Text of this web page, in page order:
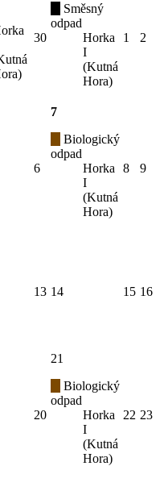
30
Směsný
odpad
Horka
I
(Kutná
Hora)
1 2
6
7
Biologický
odpad
Horka
I
(Kutná
Hora)
8 9
13 14 15 16
20
21
Biologický
odpad
Horka
I
(Kutná
Hora)
22 23